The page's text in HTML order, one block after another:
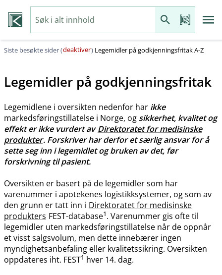
Siste besøkte sider (deaktiver) Legemidler på godkjenningsfritak A-Z
Legemidler på godkjenningsfritak
Legemidlene i oversikten nedenfor har ikke
markedsføringstillatelse i Norge, og sikkerhet, kvalitet og
effekt er ikke vurdert avDirektoratet for medisinske
produkter. Forskriver har derfor et særlig ansvar for å
sette seg inn i legemidlet og bruken av det, før
forskrivning til pasient.
Oversikten er basert på de legemidler som har
varenummer i apotekenes logistikksystemer, og som av
den grunn er tatt inn i Direktoratet for medisinske
produkters FEST-database1. Varenummer gis ofte til
legemidler uten markedsføringstillatelse når de oppnår
et visst salgsvolum, men dette innebærer ingen
myndighetsanbefaling eller kvalitetssikring. Oversikten
oppdateres iht. FEST1 hver 14. dag.